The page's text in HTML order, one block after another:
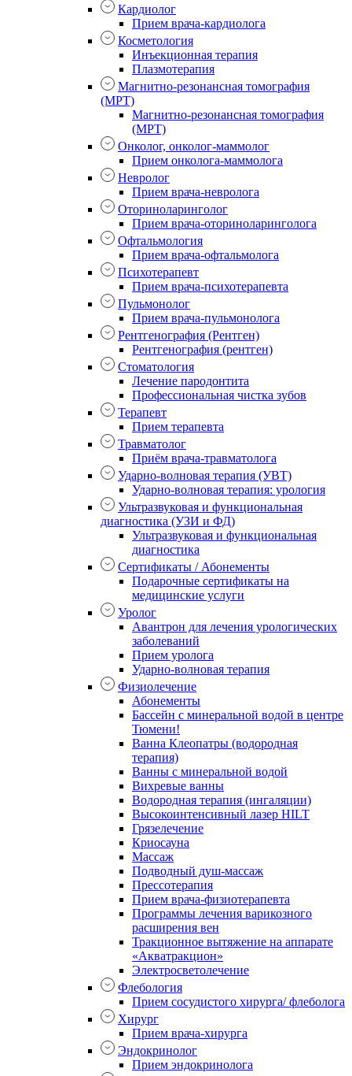
Кардиолог
Прием врача-кардиолога
Косметология
Инъекционная терапия
Плазмотерапия
Магнитно-резонансная томография
(МРТ)
Магнитно-резонансная томография
(МРТ)
Онколог, онколог-маммолог
Прием онколога-маммолога
Невролог
Прием врача-невролога
Оториноларинголог
Прием врача-оториноларинголога
Офтальмология
Прием врача-офтальмолога
Психотерапевт
Прием врача-психотерапевта
Пульмонолог
Прием врача-пульмонолога
Рентгенография (Рентген)
Рентгенография (рентген)
Стоматология
Лечение пародонтита
Профессиональная чистка зубов
Терапевт
Прием терапевта
Травматолог
Приём врача-травматолога
Ударно-волновая терапия (УВТ)
Ударно-волновая терапия: урология
Ультразвуковая и функциональная
диагностика (УЗИ и ФД)
Ультразвуковая и функциональная
диагностика
Сертификаты / Абонементы
Подарочные сертификаты на
медицинские услуги
Уролог
Авантрон для лечения урологических
заболеваний
Прием уролога
Ударно-волновая терапия
Физиолечение
Абонементы
Бассейн с минеральной водой в центре
Тюмени!
Ванна Клеопатры (водородная
терапия)
Ванны с минеральной водой
Вихревые ванны
Водородная терапия (ингаляции)
Высокоинтенсивный лазер HILT
Грязелечение
Криосауна
Массаж
Подводный душ-массаж
Прессотерапия
Прием врача-физиотерапевта
Программы лечения варикозного
расширения вен
Тракционное вытяжение на аппарате
«Акватракцион»
Электросветолечение
Флебология
Прием сосудистого хирурга/ флеболога
Хирург
Прием врача-хирурга
Эндокринолог
Прием эндокринолога